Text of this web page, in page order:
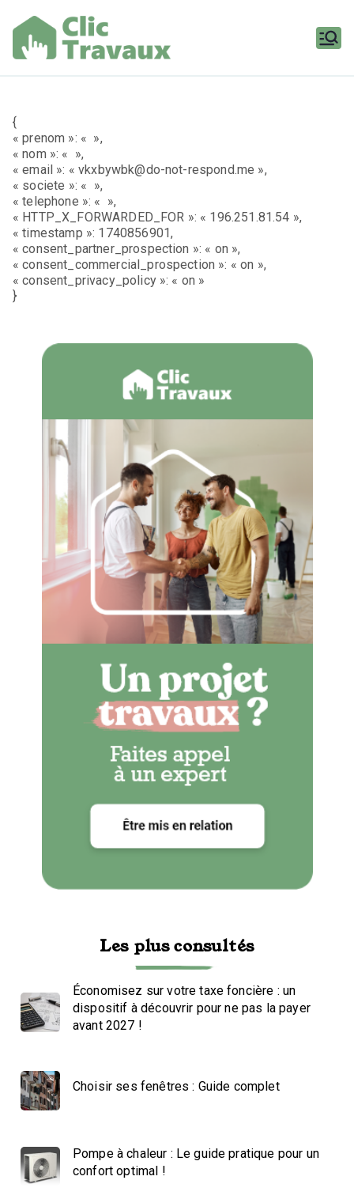
contenu
{
« prenom »: « »,
« nom »: « »,
« email »: « vkxbywbk@do-not-respond.me »,
« societe »: « »,
« telephone »: « »,
« HTTP_X_FORWARDED_FOR »: « 196.251.81.54 »,
« timestamp »: 1740856901,
« consent_partner_prospection »: « on »,
« consent_commercial_prospection »: « on »,
« consent_privacy_policy »: « on »
}
Les plus consultés
Économisez sur votre taxe foncière : un
dispositif à découvrir pour ne pas la payer
avant 2027 !
Choisir ses fenêtres : Guide complet
Pompe à chaleur : Le guide pratique pour un
confort optimal !